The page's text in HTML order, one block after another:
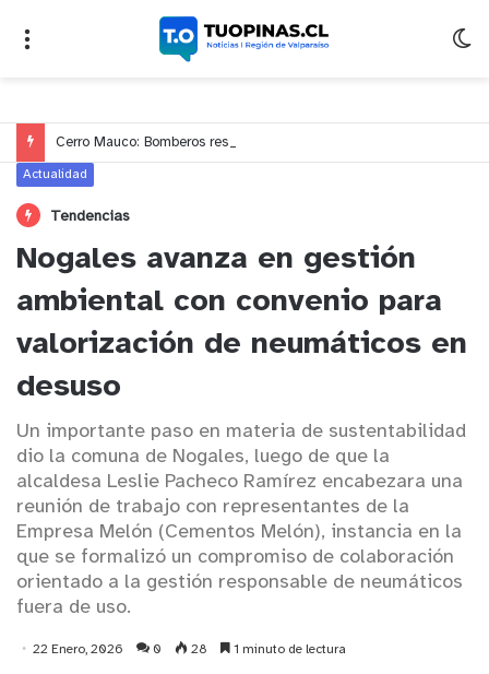
Actualidad
Tendencias
Nogales avanza en gestión
ambiental con convenio para
valorización de neumáticos en
desuso
Un importante paso en materia de sustentabilidad
dio la comuna de Nogales, luego de que la
alcaldesa Leslie Pacheco Ramírez encabezara una
reunión de trabajo con representantes de la
Empresa Melón (Cementos Melón), instancia en la
que se formalizó un compromiso de colaboración
orientado a la gestión responsable de neumáticos
fuera de uso.
22 Enero, 2026 0 28 1 minuto de lectura